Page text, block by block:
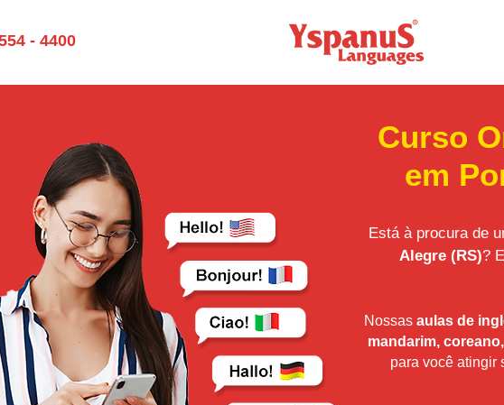
- 4400
Curso
em
Está à procura de
Alegre (RS)?
Nossas aulas de
mandarim,
para você atingir